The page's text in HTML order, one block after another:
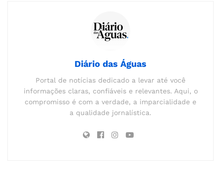
Diário das Águas
Portal de notícias dedicado a levar até você
informações claras, confiáveis e relevantes. Aqui, o
compromisso é com a verdade, a imparcialidade e
a qualidade jornalística.